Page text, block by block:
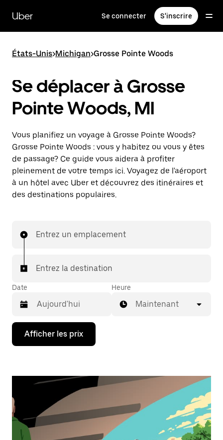
contenu
principal
Uber Se connecter S'inscrire
États-Unis>Michigan>Grosse Pointe Woods
Se déplacer à Grosse
Pointe Woods, MI
Vous planifiez un voyage à Grosse Pointe Woods?
Grosse Pointe Woods : vous y habitez ou vous y êtes
de passage? Ce guide vous aidera à profiter
pleinement de votre temps ici. Voyagez de l'aéroport
à un hôtel avec Uber et découvrez des itinéraires et
des destinations populaires.
Entrez un emplacement
Entrez la destination
Date
Appuyez
la
interagir
avec
le
calendrier
Heure
Maintenant
Afficher les prix